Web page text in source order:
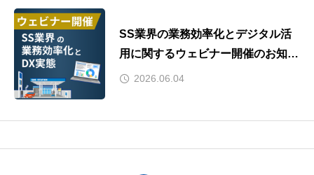
SS業界の業務効率化とデジタル活
用に関するウェビナー開催のお知ら
せ 2026.06.04